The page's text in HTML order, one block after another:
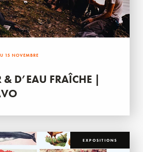
15 NOVEMBRE
D’EAU FRAÎCHE |
EXPOSITIONS